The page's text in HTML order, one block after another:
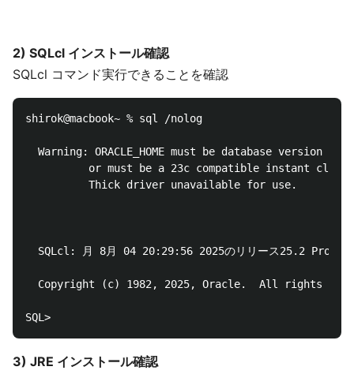
2) SQLcl インストール確認
SQLcl コマンド実行できることを確認
shirok@macbook~ % sql /nolog
Warning: ORACLE_HOME must be database version 23
          or must be a 23c compatible instant client
          Thick driver unavailable for use.
SQLcl: 月 8月 04 20:29:56 2025のリリース25.2
Copyright (c) 1982, 2025, Oracle.  All rights
3) JRE インストール確認